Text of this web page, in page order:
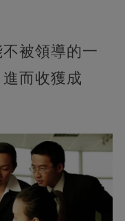
被領導的一
而收獲成